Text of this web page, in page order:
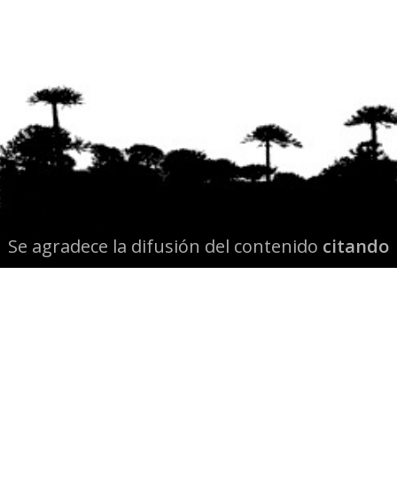
Se agradece la difusión del contenido citando
la fuente www.mapuexpress.org